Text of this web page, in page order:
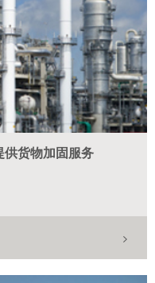
供货物加固服务